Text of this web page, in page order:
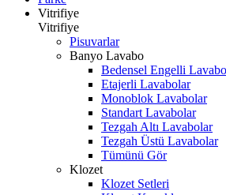
Vitrifiye
Vitrifiye
Pisuvarlar
Banyo Lavabo
Bedensel Engelli
Etajerli Lavabolar
Monoblok Lavabolar
Standart Lavabolar
Tezgah Altı Lavabolar
Tezgah Üstü Lavabolar
Tümünü Gör
Klozet
Klozet Setleri